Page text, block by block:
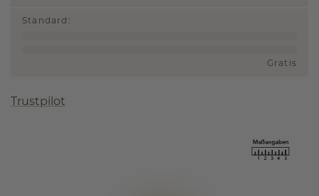
Standard :
Gratis
Trustpilot